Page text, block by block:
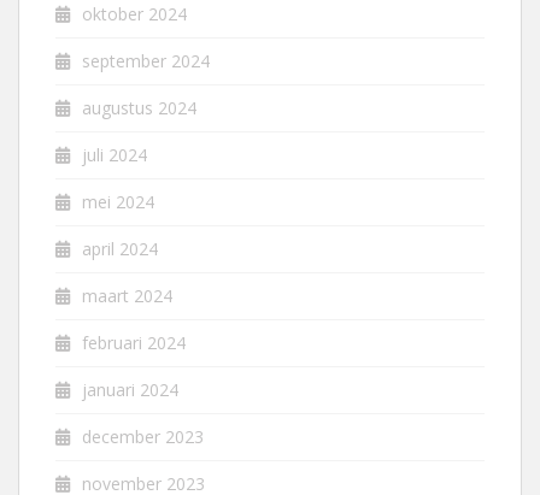
oktober 2024
september 2024
augustus 2024
juli 2024
mei 2024
april 2024
maart 2024
februari 2024
januari 2024
december 2023
november 2023